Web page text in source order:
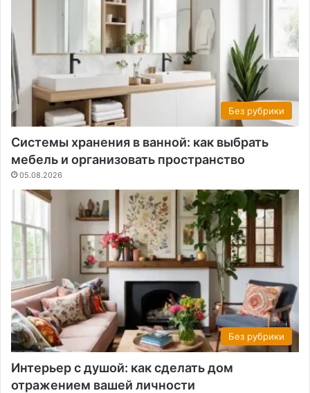
Без рубрики
Системы хранения в ванной: как выбрать
мебель и организовать пространство
05.08.2026
Без рубрики
Интерьер с душой: как сделать дом
отражением вашей личности